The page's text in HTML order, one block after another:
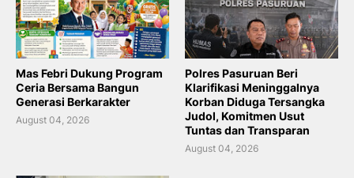
Mas Febri Dukung Program
Ceria Bersama Bangun
Generasi Berkarakter
August 04, 2026
Polres Pasuruan Beri
Klarifikasi Meninggalnya
Korban Diduga Tersangka
Judol, Komitmen Usut
Tuntas dan Transparan
August 04, 2026